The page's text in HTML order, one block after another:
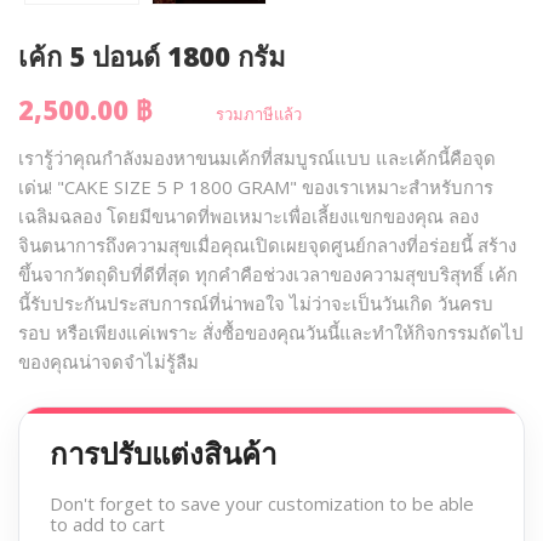
เค้ก 5 ปอนด์ 1800 กรัม
2,500.00 ฿
รวมภาษีแล้ว
เรารู้ว่าคุณกำลังมองหาขนมเค้กที่สมบูรณ์แบบ และเค้กนี้คือจุด
เด่น! "CAKE SIZE 5 P 1800 GRAM" ของเราเหมาะสำหรับการ
เฉลิมฉลอง โดยมีขนาดที่พอเหมาะเพื่อเลี้ยงแขกของคุณ ลอง
จินตนาการถึงความสุขเมื่อคุณเปิดเผยจุดศูนย์กลางที่อร่อยนี้ สร้าง
ขึ้นจากวัตถุดิบที่ดีที่สุด ทุกคำคือช่วงเวลาของความสุขบริสุทธิ์ เค้ก
นี้รับประกันประสบการณ์ที่น่าพอใจ ไม่ว่าจะเป็นวันเกิด วันครบ
รอบ หรือเพียงแค่เพราะ สั่งซื้อของคุณวันนี้และทำให้กิจกรรมถัดไป
ของคุณน่าจดจำไม่รู้ลืม
การปรับแต่งสินค้า
Don't forget to save your customization to be able
to add to cart